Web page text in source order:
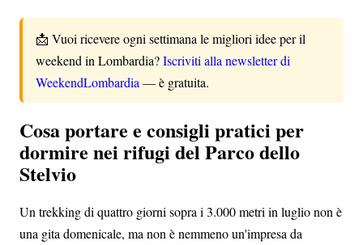
📩 Vuoi ricevere ogni settimana le migliori idee per il
weekend in Lombardia?Iscriviti alla newsletter di
WeekendLombardia — è gratuita.
Cosa portare e consigli pratici per
dormire nei rifugi del Parco dello
Stelvio
Un trekking di quattro giorni sopra i 3.000 metri in luglio non è
una gita domenicale, ma non è nemmeno un'impresa da